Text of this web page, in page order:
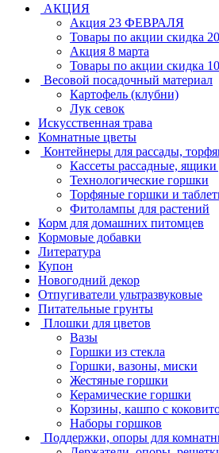
АКЦИЯ
Акция 23 ФЕВРАЛЯ
Товары по акции скидка
Акция 8 марта
Товары по акции скидка
Весовой посадочный материал
Картофель (клубни)
Лук севок
Искусственная трава
Комнатные цветы
Контейнеры для рассады,
Кассеты рассадные, ящики
Технологические горшки
Торфяные горшки и
Фитолампы для растений
Корм для домашних питомцев
Кормовые добавки
Литература
Купон
Новогодний декор
Отпугиватели ультразвуковые
Питательные грунты
Плошки для цветов
Вазы
Горшки из стекла
Горшки, вазоны, миски
Жестяные горшки
Керамические горшки
Корзины, кашпо с
Наборы горшков
Поддержки, опоры для